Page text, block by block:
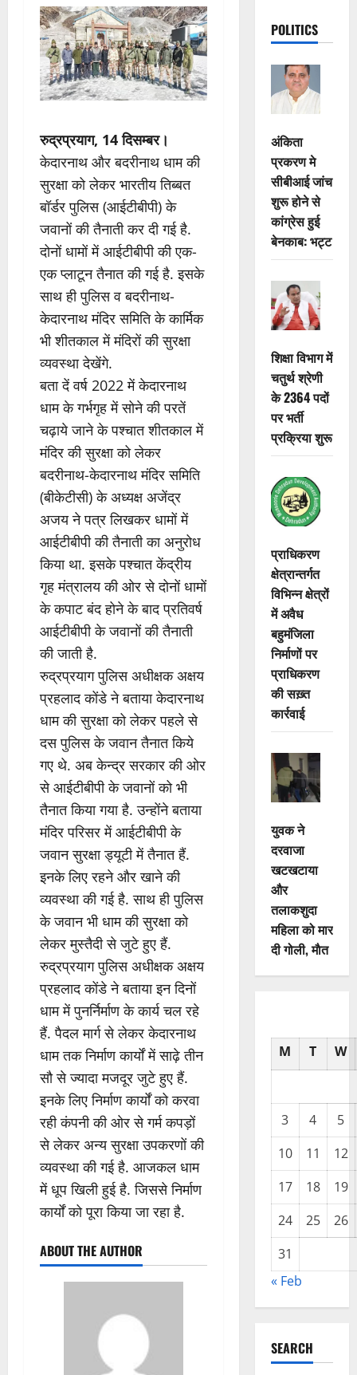
रुद्रप्रयाग, 14 दिसम्बर।
केदारनाथ और बदरीनाथ धाम की
सुरक्षा को लेकर भारतीय तिब्बत
बॉर्डर पुलिस (आईटीबीपी) के
जवानों की तैनाती कर दी गई है.
दोनों धामों में आईटीबीपी की एक-
एक प्लाटून तैनात की गई है. इसके
साथ ही पुलिस व बदरीनाथ-
केदारनाथ मंदिर समिति के कार्मिक
भी शीतकाल में मंदिरों की सुरक्षा
व्यवस्था देखेंगे.
बता दें वर्ष 2022 में केदारनाथ
धाम के गर्भगृह में सोने की परतें
चढ़ाये जाने के पश्चात शीतकाल में
मंदिर की सुरक्षा को लेकर
बदरीनाथ-केदारनाथ मंदिर समिति
(बीकेटीसी) के अध्यक्ष अजेंद्र
अजय ने पत्र लिखकर धामों में
आईटीबीपी की तैनाती का अनुरोध
किया था. इसके पश्चात केंद्रीय
गृह मंत्रालय की ओर से दोनों धामों
के कपाट बंद होने के बाद प्रतिवर्ष
आईटीबीपी के जवानों की तैनाती
की जाती है.
रुद्रप्रयाग पुलिस अधीक्षक अक्षय
प्रहलाद कोंडे ने बताया केदारनाथ
धाम की सुरक्षा को लेकर पहले से
दस पुलिस के जवान तैनात किये
गए थे. अब केन्द्र सरकार की ओर
से आईटीबीपी के जवानों को भी
तैनात किया गया है. उन्होंने बताया
मंदिर परिसर में आईटीबीपी के
जवान सुरक्षा ड्यूटी में तैनात हैं.
इनके लिए रहने और खाने की
व्यवस्था की गई है. साथ ही पुलिस
के जवान भी धाम की सुरक्षा को
लेकर मुस्तैदी से जुटे हुए हैं.
रुद्रप्रयाग पुलिस अधीक्षक अक्षय
प्रहलाद कोंडे ने बताया इन दिनों
धाम में पुनर्निर्माण के कार्य चल रहे
हैं. पैदल मार्ग से लेकर केदारनाथ
धाम तक निर्माण कार्यों में साढ़े तीन
सौ से ज्यादा मजदूर जुटे हुए हैं.
इनके लिए निर्माण कार्यों को करवा
रही कंपनी की ओर से गर्म कपड़ों
से लेकर अन्य सुरक्षा उपकरणों की
व्यवस्था की गई है. आजकल धाम
में धूप खिली हुई है. जिससे निर्माण
कार्यों को पूरा किया जा रहा है.
ABOUT THE AUTHOR
POLITICS
अंकिता
प्रकरण मे
सीबीआई जांच
शुरू होने से
कांग्रेस हुई
बेनकाब: भट्ट
शिक्षा विभाग में
चतुर्थ श्रेणी
के 2364 पदों
पर भर्ती
प्रक्रिया शुरू
प्राधिकरण
क्षेत्रान्तर्गत
विभिन्न क्षेत्रों
में अवैध
बहुमंजिला
निर्माणों पर
प्राधिकरण
की सख़्त
कार्रवाई
युवक ने
दरवाजा
खटखटाया
और
तलाकशुदा
महिला को मार
दी गोली, माैत
M T W
3 4
5
10
11
12
17
18
19
24
25
26
31
« Feb
SEARCH